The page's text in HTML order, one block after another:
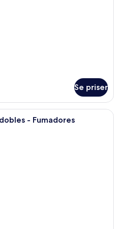
Se priser
Et hotelværelse med to senge, hver
- Fumadores